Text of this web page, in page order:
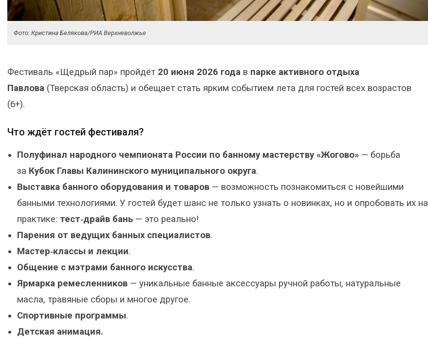
Фото: Кристина Белякова/РИА Верхневолжье
Фестиваль «Щедрый пар» пройдёт 20 июня 2026 года в парке активного отдыха
Павлова (Тверская область) и обещает стать ярким событием лета для гостей всех возрастов
(6+).
Что ждёт гостей фестиваля?
Полуфинал народного чемпионата России по банному мастерству «Жогово» — борьба
за Кубок Главы Калининского муниципального округа.
Выставка банного оборудования и товаров — возможность познакомиться с новейшими
банными технологиями. У гостей будет шанс не только узнать о новинках, но и опробовать их на
практике: тест‑драйв бань — это реально!
Парения от ведущих банных специалистов.
Мастер‑классы и лекции.
Общение с мэтрами банного искусства.
Ярмарка ремесленников — уникальные банные аксессуары ручной работы, натуральные
масла, травяные сборы и многое другое.
Спортивные программы.
Детская анимация.